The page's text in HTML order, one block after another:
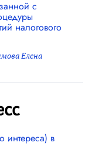
с
налогового
Елена
интереса) в